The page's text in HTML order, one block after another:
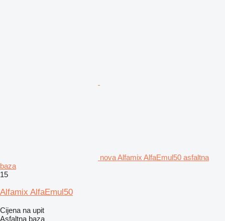
nova Alfamix AlfaEmul50 asfaltna
baza
15
Alfamix AlfaEmul50
Cijena na upit
Asfaltna baza